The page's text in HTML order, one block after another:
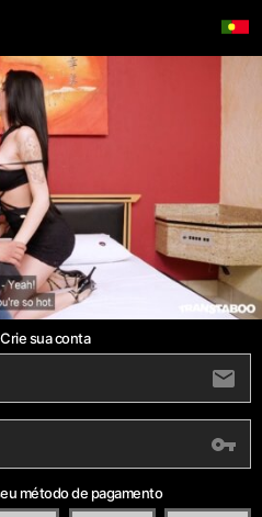
Crie sua conta
método de pagamento